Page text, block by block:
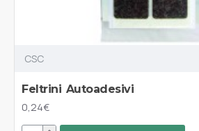
CSC
Feltrini Autoadesivi
0,24€